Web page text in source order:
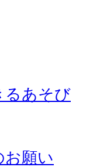
るあそび
お願い